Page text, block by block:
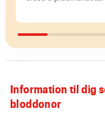
disse dråber kan
Information til dig
bloddonor